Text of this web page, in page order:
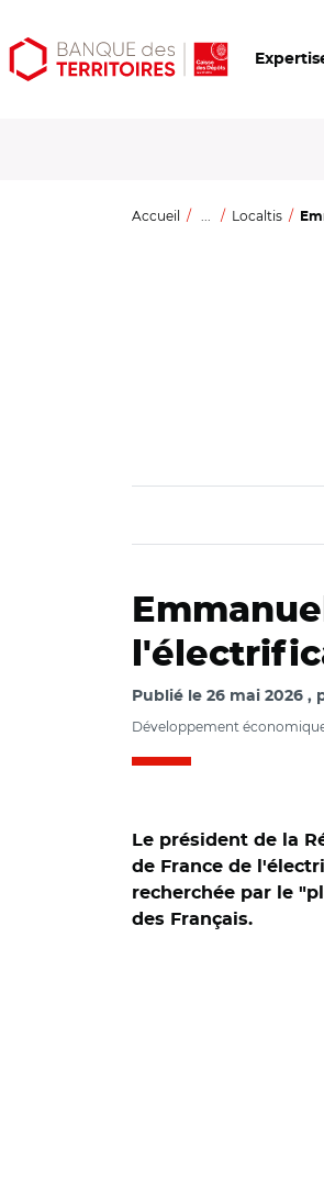
Aller
au
Aller
au
Ouvrir
les
Accueil ... Localtis
Publié le 26 mai 2026
Développement
Le président de la
de France de
recherchée par le
des Français.